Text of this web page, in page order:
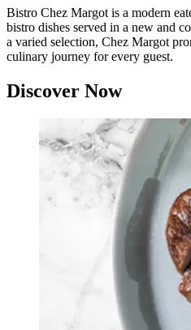
Bistro Chez Margot is a modern
bistro dishes served in a new and
a varied selection, Chez Margot
culinary journey for every guest.
Discover Now